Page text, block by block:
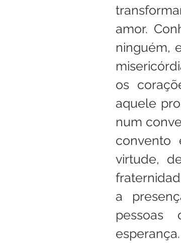
amor.
ninguém,
os
aquele
num
convento
virtude,
a
pessoas
esperança.